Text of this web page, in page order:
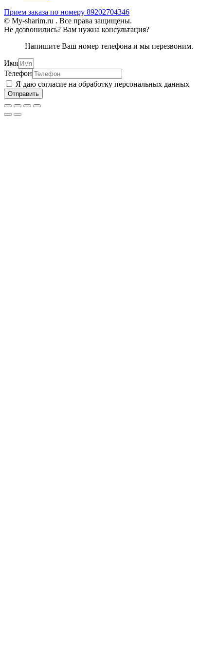
Прием заказа по номеру 89202704346
© My-sharim.ru . Все права защищены.
Не дозвонились? Вам нужна консультация?
Напишите Ваш номер телефона и мы перезвоним.
Имя
Телефон
Я даю согласие на обработку персональных данных
Отправить